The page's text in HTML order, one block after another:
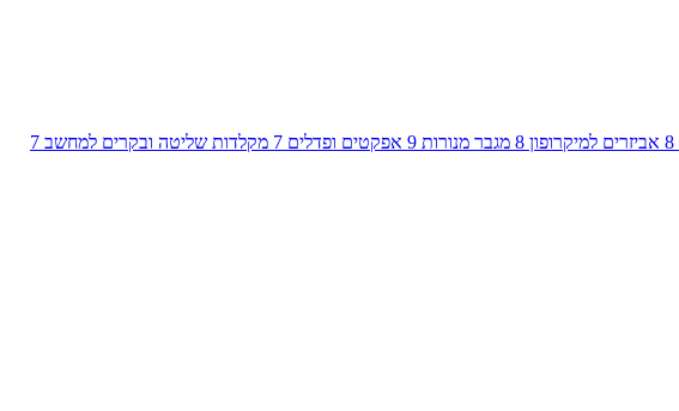
8 אביזרים למיקרופון 8 מגבר מנורות 9 אפקטים ופדלים 7 מקלדות שליטה ובקרים למחשב 7